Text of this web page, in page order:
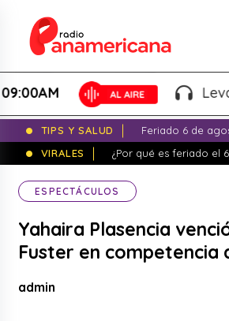
TIPS Y SALUD
Feriado 6 de
VIRALES
¿Por qué es feriado el
ESPECTÁCULOS
Yahaira Plasencia
Fuster en competencia
admin